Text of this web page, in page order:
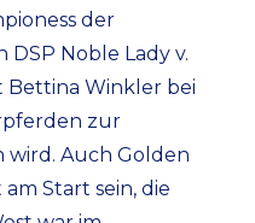
der
Noble Lady v.
Bettina Winkler bei
zur
Auch Golden
Start sein, die